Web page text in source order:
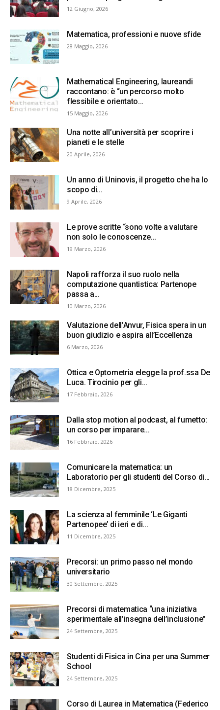
12 Giugno, 2026
Matematica, professioni e nuove sfide
28 Maggio, 2026
Mathematical Engineering, laureandi
raccontano: è “un percorso molto
flessibile e orientato...
15 Maggio, 2026
Una notte all’università per scoprire i
pianeti e le stelle
20 Aprile, 2026
Un anno di Uninovis, il progetto che ha lo
scopo di...
9 Aprile, 2026
Le prove scritte “sono volte a valutare
non solo le conoscenze...
19 Marzo, 2026
Napoli rafforza il suo ruolo nella
computazione quantistica: Partenope
passa a...
10 Marzo, 2026
Valutazione dell’Anvur, Fisica spera in un
buon giudizio e aspira all’Eccellenza
6 Marzo, 2026
Ottica e Optometria elegge la prof.ssa De
Luca. Tirocinio per gli...
17 Febbraio, 2026
Dalla stop motion al podcast, al fumetto:
un corso per imparare...
16 Febbraio, 2026
Comunicare la matematica: un
Laboratorio per gli studenti del Corso di...
18 Dicembre, 2025
La scienza al femminile ‘Le Giganti
Partenopee’ di ieri e di...
11 Dicembre, 2025
Precorsi: un primo passo nel mondo
universitario
30 Settembre, 2025
Precorsi di matematica “una iniziativa
sperimentale all’insegna dell’inclusione”
24 Settembre, 2025
Studenti di Fisica in Cina per una Summer
School
24 Settembre, 2025
Corso di Laurea in Matematica (Federico